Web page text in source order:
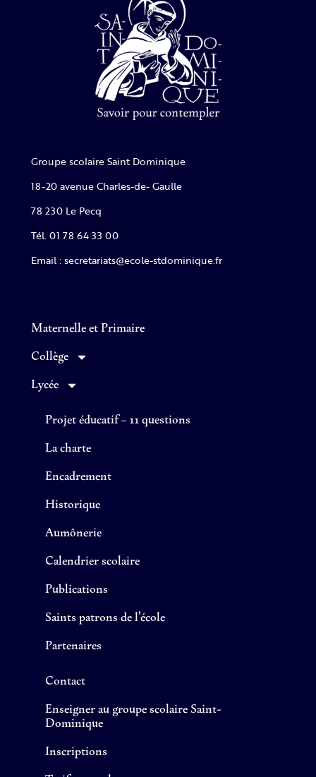
Groupe scolaire Saint Dominique
18-20 avenue Charles-de- Gaulle
78 230 Le Pecq
Tél. 01 78 64 33 00
Email : secretariats@ecole-stdominique.fr
Maternelle et Primaire
Collège
Lycée
Projet éducatif – 11 questions
La charte
Encadrement
Historique
Aumônerie
Calendrier scolaire
Publications
Saints patrons de l’école
Partenaires
Contact
Enseigner au groupe scolaire Saint-
Dominique
Inscriptions